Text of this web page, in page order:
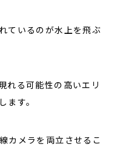
ているのが水上を飛ぶ
れる可能性の高いエリ
ます。
カメラを両立させるこ